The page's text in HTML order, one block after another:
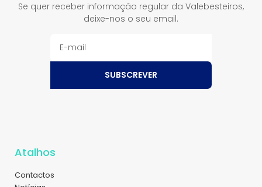
Se quer receber informação regular da Valebesteiros,
deixe-nos o seu email.
SUBSCREVER
Atalhos
Contactos